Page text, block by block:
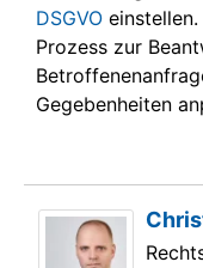
DSGVO
Prozess zur
Gegebenheiten